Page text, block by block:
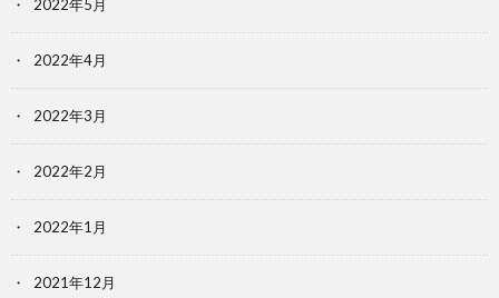
2022年5月
2022年4月
2022年3月
2022年2月
2022年1月
2021年12月